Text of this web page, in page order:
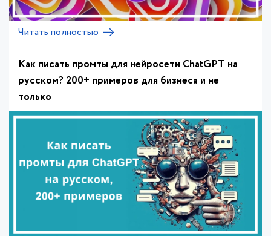
Читать полностью
Как писать промты для нейросети ChatGPT на
русском? 200+ примеров для бизнеса и не
только